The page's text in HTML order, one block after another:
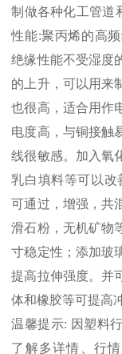
制做各种化工管道
性能:聚丙烯的高
绝缘性能不受湿度
的上升，可以用来
也很高，适合用作
电度高，与铜接触
线很敏感。加入氧
乳白填料等可以改
可通过，增强，共
滑石粉，无机矿物
寸稳定性；添加玻
提高拉伸强度。并
体和橡胶等可提高
温馨提示: 因塑料
了解多详情、行